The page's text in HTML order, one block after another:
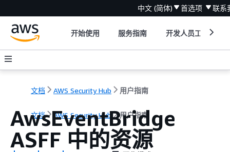
中文 (简体) 首选项 联系
开始使用 服务指南 开发人员工具
文档 AWS Security Hub 用户指南
文档 AWS Security Hub 用户指南
AwsEventBridge
ASFF 中的资源